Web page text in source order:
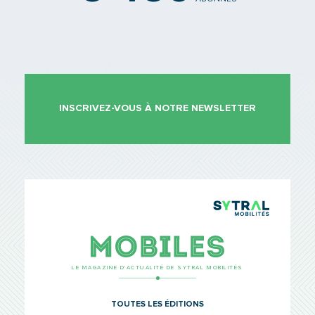
INSCRIVEZ-VOUS À NOTRE NEWSLETTER
LE MAGAZINE D’ACTUALITÉ DE SYTRAL MOBILITÉS
TOUTES LES ÉDITIONS